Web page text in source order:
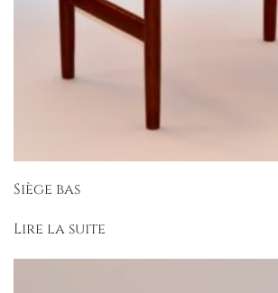
Siège bas
Lire la suite